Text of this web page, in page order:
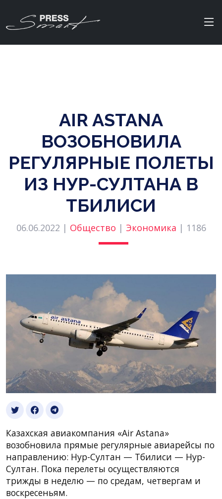
AIR ASTANA
ВОЗОБНОВИЛА
РЕГУЛЯРНЫЕ ПОЛЕТЫ
ИЗ НУР-СУЛТАНА В
ТБИЛИСИ
06.06.2022 | Общество | Экономика | 1186
Казахская авиакомпания «Air Astana»
возобновила прямые регулярные авиарейсы по
направлению: Нур-Султан — Тбилиси — Нур-
Султан. Пока перелеты осуществляются
трижды в неделю — по средам, четвергам и
воскресеньям.